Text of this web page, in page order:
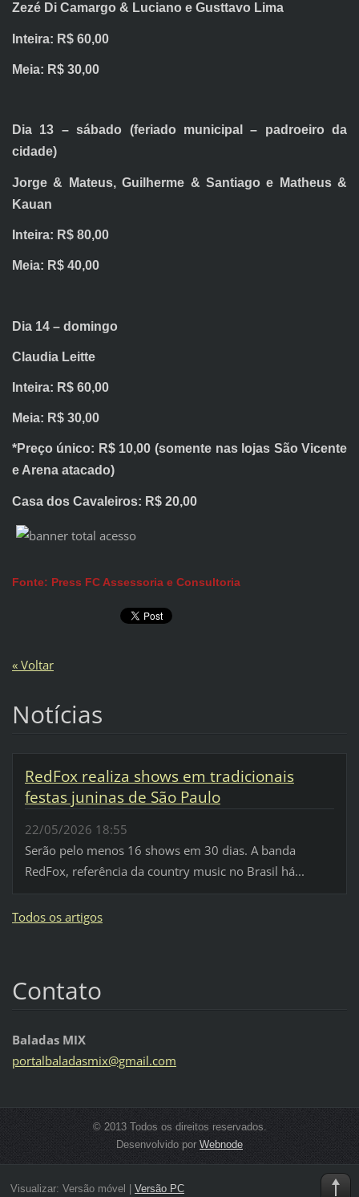
Zezé Di Camargo & Luciano e Gusttavo Lima
Inteira: R$ 60,00
Meia: R$ 30,00
Dia 13 – sábado (feriado municipal – padroeiro da
cidade)
Jorge & Mateus, Guilherme & Santiago e Matheus &
Kauan
Inteira: R$ 80,00
Meia: R$ 40,00
Dia 14 – domingo
Claudia Leitte
Inteira: R$ 60,00
Meia: R$ 30,00
*Preço único: R$ 10,00 (somente nas lojas São Vicente
e Arena atacado)
Casa dos Cavaleiros: R$ 20,00
Fonte: Press FC Assessoria e Consultoria
« Voltar
Notícias
RedFox realiza shows em tradicionais
festas juninas de São Paulo
22/05/2026 18:55
Serão pelo menos 16 shows em 30 dias. A banda
RedFox, referência da country music no Brasil há...
Todos os artigos
Contato
Baladas MIX
portalbaladasmix@gmail.com
© 2013 Todos os direitos reservados.
Desenvolvido por Webnode
Visualizar: Versão móvel Versão PC